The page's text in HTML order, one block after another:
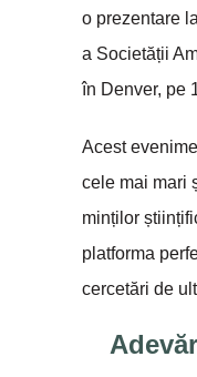
o prezentare
a Societății
în Denver, pe
Acest
cele mai mari
minților
platforma
cercetări de